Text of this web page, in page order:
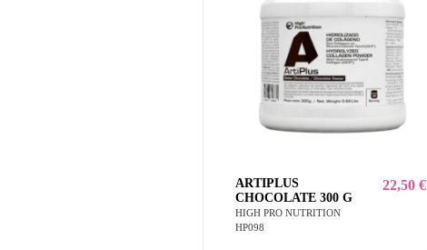
ARTIPLUS
CHOCOLATE 300 G
HIGH PRO NUTRITION
HP098
22,50 €